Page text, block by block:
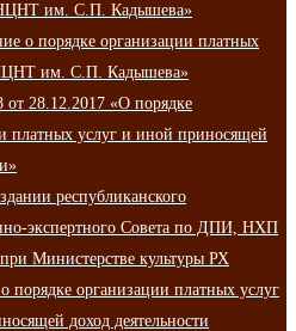
им. С.П. Кадышева»
о порядке организации платных
им. С.П. Кадышева»
28.12.2017 «О порядке
платных услуг и иной приносящей
республиканского
экспертного Совета по ДПИ, НХП
Министерстве культуры РХ
порядке организации платных услуг
доход деятельности